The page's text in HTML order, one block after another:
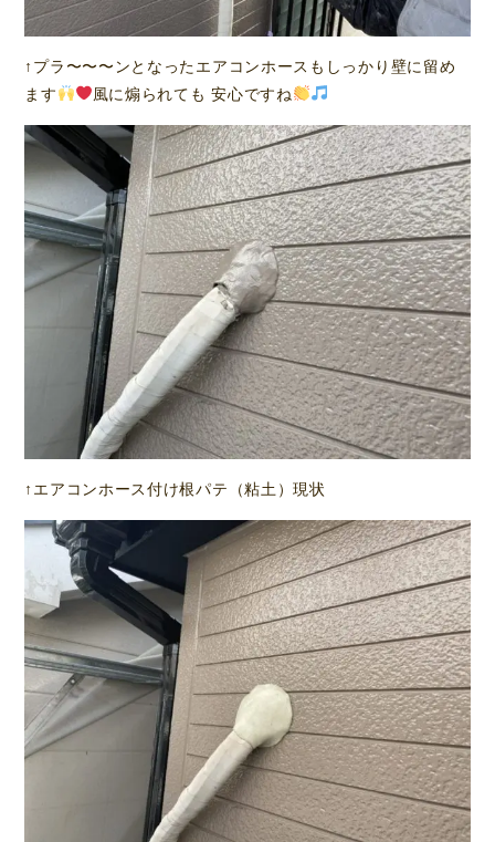
↑プラ〜〜〜ンとなったエアコンホースもしっかり壁に留め
ます
風に煽られても 安心ですね
↑エアコンホース付け根パテ（粘土）現状